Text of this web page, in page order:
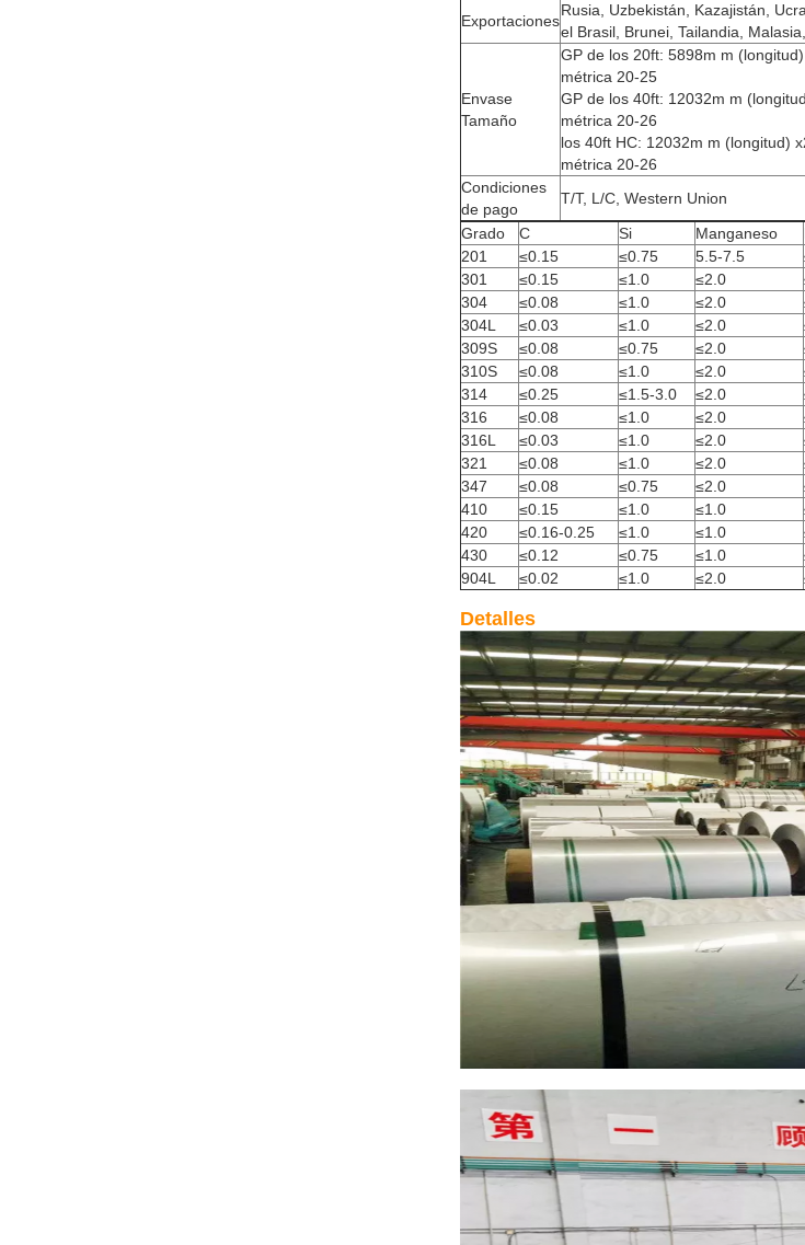
Exportaciones
Rusia, Uzbekistán, Kazajistán,
el Brasil, Brunei, Tailandia,
Envase
Tamaño
GP de los 20ft: 5898m m
métrica 20-25
GP de los 40ft: 12032m m
métrica 20-26
los 40ft HC: 12032m m (longitud)
métrica 20-26
Condiciones
de pago
T/T, L/C, Western Union
Grado
C Si Manganeso
201
≤0.15 ≤0.75 5.5-7.5
301
≤0.15 ≤1.0 ≤2.0
304
≤0.08 ≤1.0 ≤2.0
304L
≤0.03 ≤1.0 ≤2.0
309S
≤0.08 ≤0.75 ≤2.0
310S
≤0.08 ≤1.0 ≤2.0
314
≤0.25 ≤1.5-3.0 ≤2.0
316
≤0.08 ≤1.0 ≤2.0
316L
≤0.03 ≤1.0 ≤2.0
321
≤0.08 ≤1.0 ≤2.0
347
≤0.08 ≤0.75 ≤2.0
410
≤0.15 ≤1.0 ≤1.0
420
≤0.16-0.25 ≤1.0 ≤1.0
430
≤0.12 ≤0.75 ≤1.0
904L
≤0.02 ≤1.0 ≤2.0
Detalles